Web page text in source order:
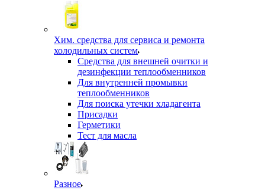
Хим. средства для сервиса и ремонта
холодильных систем
Средства для внешней очитки и
дезинфекции теплообменников
Для внутренней промывки
теплообменников
Для поиска утечки хладагента
Присадки
Герметики
Тест для масла
Разное